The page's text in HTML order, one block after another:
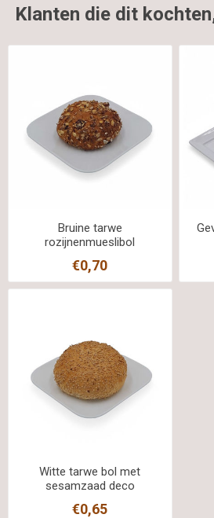
Klanten die dit
Bruine tarwe
rozijnenmueslibol
€0,70
Witte tarwe bol met
sesamzaad deco
€0,65